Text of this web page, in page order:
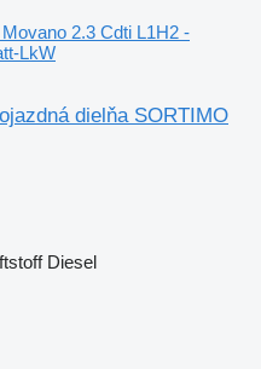
2.3 Cdti L1H2 -
LkW
dielňa SORTIMO
Diesel